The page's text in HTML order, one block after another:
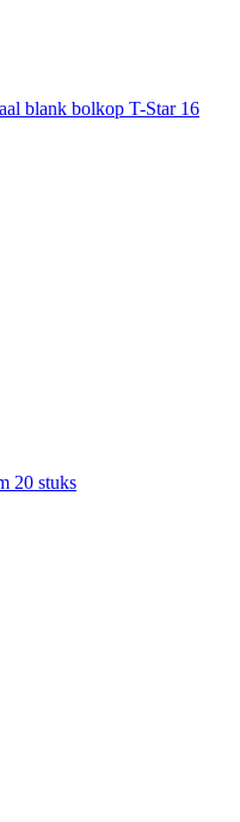
blank bolkop T-Star 16
20 stuks